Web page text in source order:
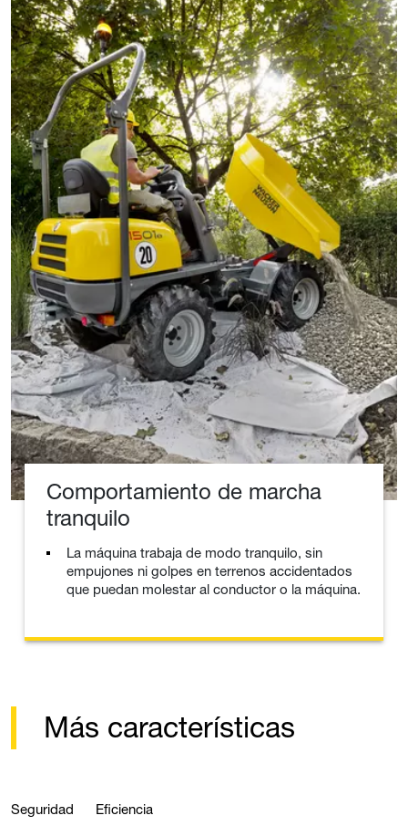
Comportamiento de marcha
tranquilo
La máquina trabaja de modo tranquilo, sin
empujones ni golpes en terrenos accidentados
que puedan molestar al conductor o la máquina.
Más características
Seguridad Eficiencia